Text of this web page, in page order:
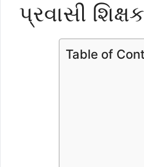
પ્રવાસી
Table of